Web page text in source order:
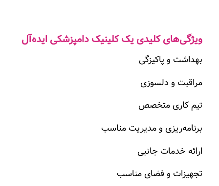
ویژگی‌های کلیدی یک کلینیک دامپزشکی ایده‌آل
بهداشت و پاکیزگی
مراقبت و دلسوزی
تیم کاری متخصص
برنامه‌ریزی و مدیریت مناسب
ارائه خدمات جانبی
تجهیزات و فضای مناسب